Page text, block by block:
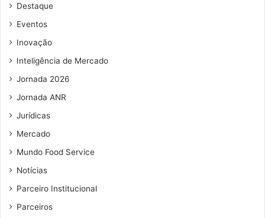
e
e
a
i
Destaque
Eventos
Inovação
Inteligência de Mercado
Jornada 2026
Jornada ANR
Jurídicas
Mercado
Mundo Food Service
Notícias
Parceiro Institucional
Parceiros